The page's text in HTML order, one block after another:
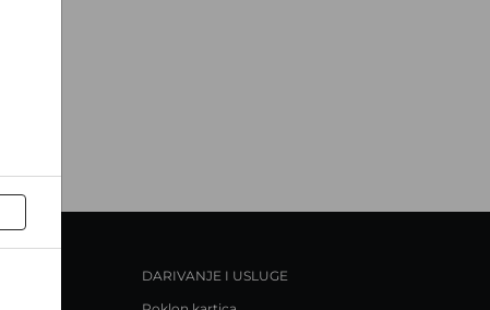
DARIVANJE I USLUGE